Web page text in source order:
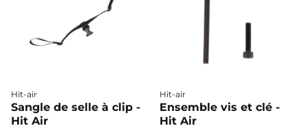
Hit-air
Sangle de selle à clip -
Hit Air
Hit-air
Ensemble vis et clé -
Hit Air